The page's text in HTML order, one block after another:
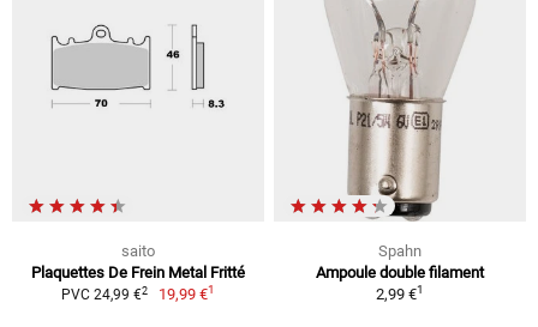
saito
Plaquettes De Frein Metal Fritté
PVC 24,99 €2 19,99 €1
Spahn
Ampoule double filament
2,99 €1